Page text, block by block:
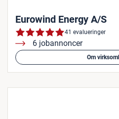
Eurowind Energy A/S
41 evalueringer
6 jobannoncer
Om